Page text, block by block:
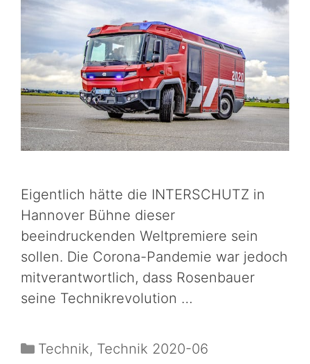
Eigentlich hätte die INTERSCHUTZ in
Hannover Bühne dieser
beeindruckenden Weltpremiere sein
sollen. Die Corona-Pandemie war jedoch
mitverantwortlich, dass Rosenbauer
seine Technikrevolution …
Technik, Technik 2020-06